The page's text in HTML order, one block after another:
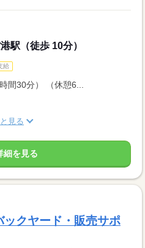
駅（徒歩 10分）
給
間30分） （休憩6...
見る
細を見る
クヤード・販売サポ